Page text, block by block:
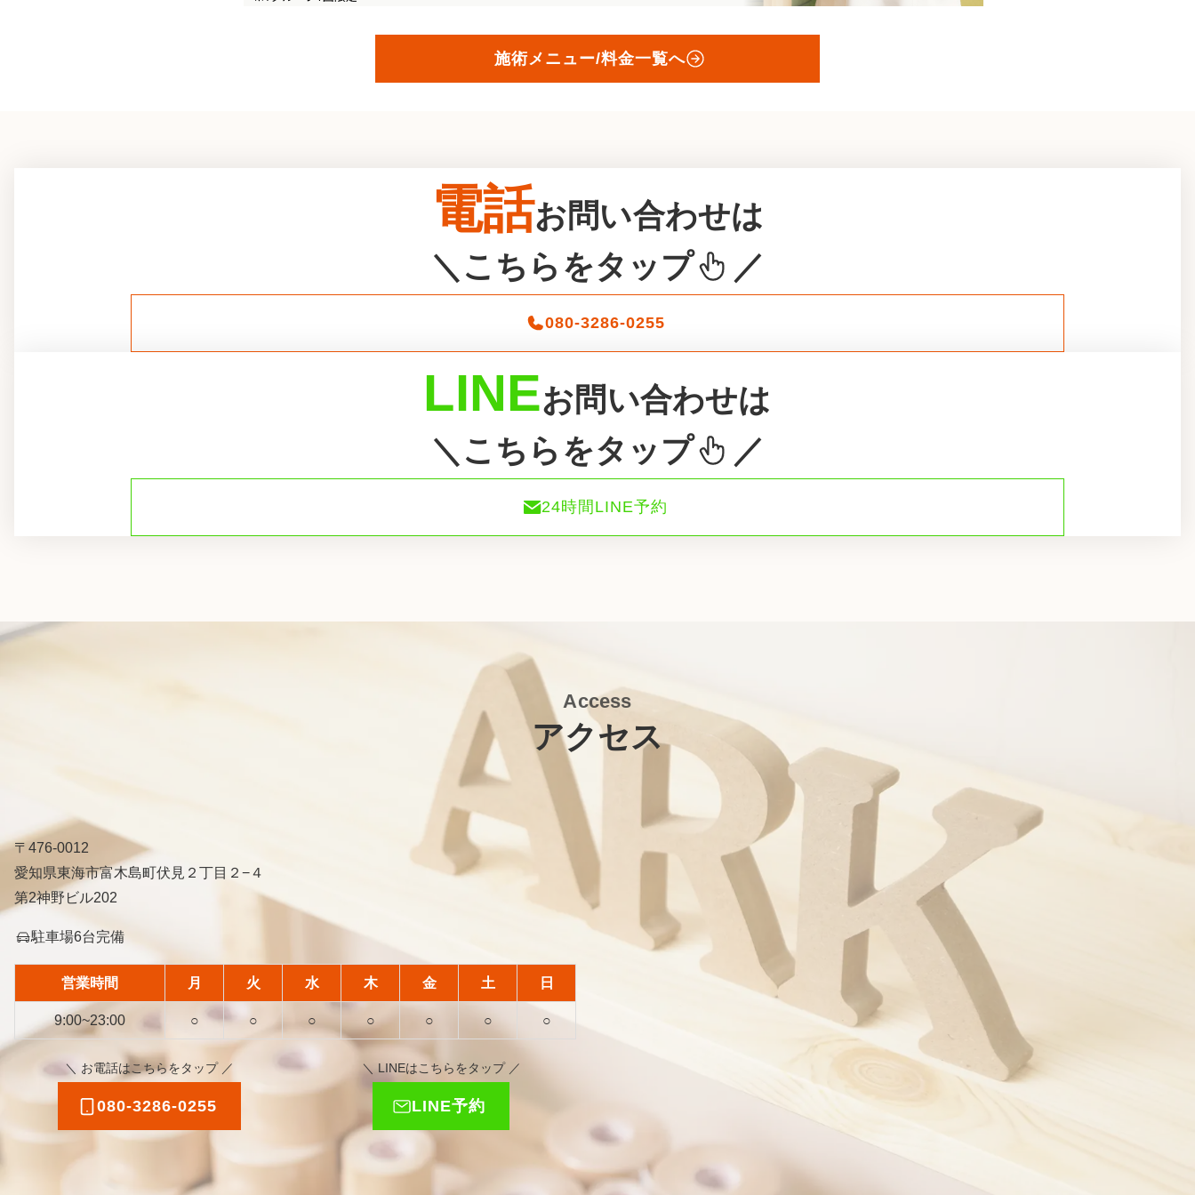
施術メニュー/料金一覧へ
電話お問い合わせは
＼こちらをタップ
／
080-3286-0255
LINEお問い合わせは
＼こちらをタップ
／
24時間LINE予約
Access
アクセス
〒476-0012
愛知県東海市富木島町伏見２丁目２−４
第2神野ビル202
駐車場6台完備
営業時間 月 火 水 木 金 土 日
9:00~23:00 ○ ○ ○ ○ ○ ○ ○
＼ お電話はこちらをタップ ／
080-3286-0255
＼ LINEはこちらをタップ ／
LINE予約